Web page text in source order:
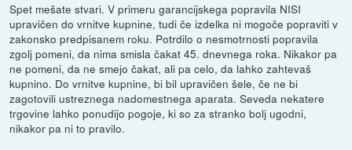
Spet mešate stvari. V primeru garancijskega popravila NISI
upravičen do vrnitve kupnine, tudi če izdelka ni mogoče popraviti v
zakonsko predpisanem roku. Potrdilo o nesmotrnosti popravila
zgolj pomeni, da nima smisla čakat 45. dnevnega roka. Nikakor pa
ne pomeni, da ne smejo čakat, ali pa celo, da lahko zahtevaš
kupnino. Do vrnitve kupnine, bi bil upravičen šele, če ne bi
zagotovili ustreznega nadomestnega aparata. Seveda nekatere
trgovine lahko ponudijo pogoje, ki so za stranko bolj ugodni,
nikakor pa ni to pravilo.